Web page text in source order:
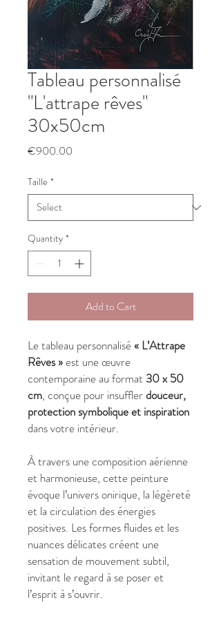
Tableau personnalisé
"L'attrape rêves"
30x50cm
€900.00
Taille *
Quantity *
Add to Cart
Le tableau personnalisé« L’Attrape
Rêves »est une œuvre
contemporaine au format 30 x 50
cm, conçue pour insufflerdouceur,
protection symbolique et inspiration
dans votre intérieur.
À travers une composition aérienne
et harmonieuse, cette peinture
évoque l’univers onirique, la légèreté
et la circulation des énergies
positives. Les formes fluides et les
nuances délicates créent une
sensation de mouvement subtil,
invitant le regard à se poser et
l’esprit à s’ouvrir.